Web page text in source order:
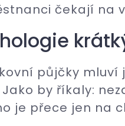
čekají na
půjčky mluví
Jako by říkaly:
je přece jen na